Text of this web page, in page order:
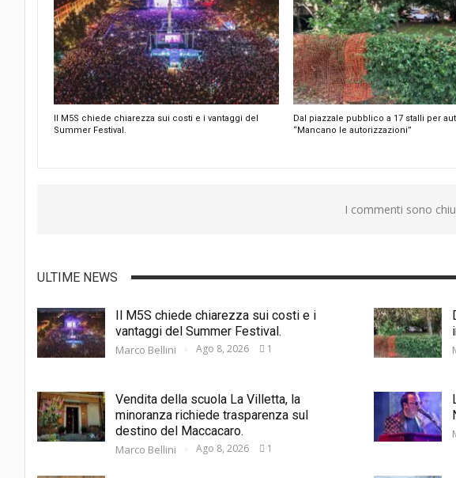
Il M5S chiede chiarezza sui costi e i vantaggi del
Summer Festival.
Dal piazzale pubblico a 17 stalli per
“Mancano le autorizzazioni”
I commenti sono
ULTIME NEWS
Il M5S chiede chiarezza sui costi e i
vantaggi del Summer Festival.
Marco Bellini Ago 8, 2026 1
Vendita della scuola La Villetta, la
minoranza richiede trasparenza sul
destino del Maccacaro.
Marco Bellini Ago 8, 2026 1